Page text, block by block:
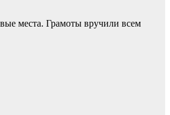
места. Грамоты вручили всем